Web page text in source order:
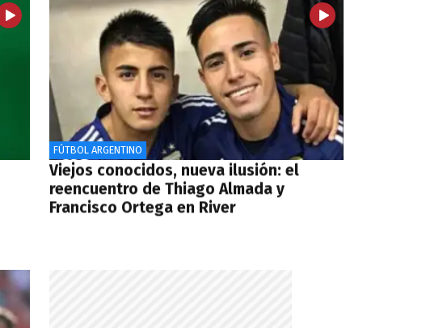
FÚTBOL ARGENTINO
Viejos conocidos, nueva ilusión: el
reencuentro de Thiago Almada y
Francisco Ortega en River